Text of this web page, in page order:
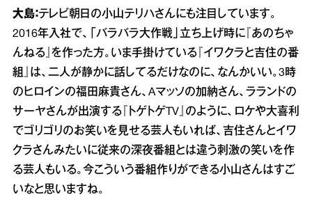
大島：テレビ朝日の小山テリハさんにも注目しています。
2016年入社で、「バラバラ大作戦」立ち上げ時に『あのちゃ
んねる』を作った方。いま手掛けている『イワクラと吉住の番
組』は、二人が静かに話してるだけなのに、なんかいい。3時
のヒロインの福田麻貴さん、Aマッソの加納さん、ラランドの
サーヤさんが出演する『トゲトゲTV』のように、ロケや大喜利
でゴリゴリのお笑いを見せる芸人もいれば、吉住さんとイワ
クラさんみたいに従来の深夜番組とは違う刺激の笑いを作
る芸人もいる。今こういう番組作りができる小山さんはすご
いなと思いますね。